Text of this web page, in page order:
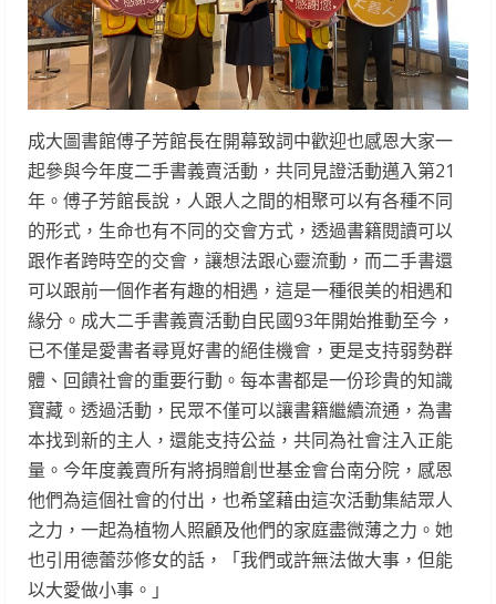
成大圖書館傅子芳館長在開幕致詞中歡迎也感恩大家一
起參與今年度二手書義賣活動，共同見證活動邁入第21
年。傅子芳館長說，人跟人之間的相聚可以有各種不同
的形式，生命也有不同的交會方式，透過書籍閱讀可以
跟作者跨時空的交會，讓想法跟心靈流動，而二手書還
可以跟前一個作者有趣的相遇，這是一種很美的相遇和
緣分。成大二手書義賣活動自民國93年開始推動至今，
已不僅是愛書者尋覓好書的絕佳機會，更是支持弱勢群
體、回饋社會的重要行動。每本書都是一份珍貴的知識
寶藏。透過活動，民眾不僅可以讓書籍繼續流通，為書
本找到新的主人，還能支持公益，共同為社會注入正能
量。今年度義賣所有將捐贈創世基金會台南分院，感恩
他們為這個社會的付出，也希望藉由這次活動集結眾人
之力，一起為植物人照顧及他們的家庭盡微薄之力。她
也引用德蕾莎修女的話，「我們或許無法做大事，但能
以大愛做小事。」